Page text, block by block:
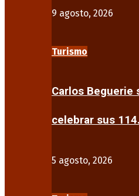
9 agosto, 2026
Turismo
Carlos Beguerie
celebrar sus
5 agosto, 2026